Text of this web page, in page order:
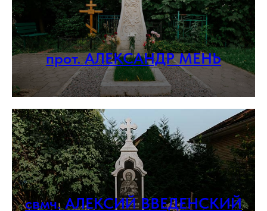
прот. АЛЕКСАНДР МЕНЬ
свмч. АЛЕКСИЙ ВВЕДЕНСКИЙ